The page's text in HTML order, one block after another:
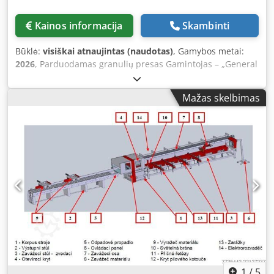
padėčiai nustatyti. Įrengtas su 6 vinių įsmeigimo
galvutėmis, įskaitant stūmoklį, vinių laikiklį, išleidimo
gyliui riboti. Rankinis vinių įsmeigimo galvutės greito
reguliavimo mechanizmas, skirtas skirtingiems padėklų
dydžiams. Saugos funkcijos, tokios kaip susidūrimų
stebėjimas (stūmoklio judėjimas nuolat stebimas).
Paleidimo mygtukas tiesiogiai ant vinių tilto. Vinių
įsmeigimo įrenginiai: Tipas: priklausomai nuo kliento
pageidavimų (Bea, Bostitch, Max, Fasco ir kt.). Vinių talpa:
iki 90 mm ilgio (ilgesni vinys pagal susitarimą).
Neprivaloma: „Maxi-Coil“ dėklai iki 1000 vinių.
Programavimas ir valdymas: Paprastas valdymas:
intuityvus programavimas, įskaitant vizualizaciją, kurioje
rodomas gaminys, kurį reikia sujungti vinių (padėklai ir
dėžės). Valdymas: „Siemens“ PLC su jutikliniu ekranu.
Funkcijos: Padėklų programavimas tiesiogiai valdymo pulte.
Sukurtų padėklų programų saugojimas. Nuotolinė priežiūra
per interneto ryšį. Daugiakalbis valdymas (vokiečių, anglų,
Kainos informacija Skambinti
Būklė: visiškai atnaujintas (naudotas), Gamybos metai:
2026, Parduodamas granulių presas Gamintojas – „General
Dies“ Variklio galia – 200 kW Gamybos našumas – 2,2 t/val.
Pagaminimo metai – 2014 / 2026 (atnaujintas) Dsdpezq E
Mažas skelbimas